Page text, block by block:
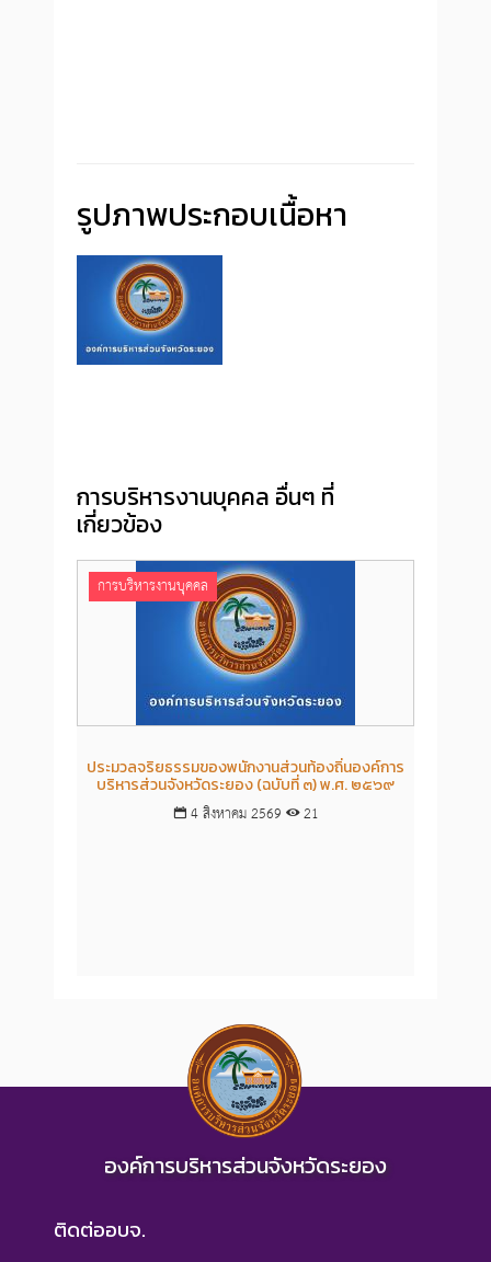
รูปภาพประกอบเนื้อหา
การบริหารงานบุคคล อื่นๆ ที่
เกี่ยวข้อง
การบริหารงานบุคคล
ประมวลจริยธรรมของพนักงานส่วนท้องถิ่นองค์การ
บริหารส่วนจังหวัดระยอง (ฉบับที่ ๓) พ.ศ. ๒๕๖๙
4 สิงหาคม 2569 21
องค์การบริหารส่วนจังหวัดระยอง
ติดต่ออบจ.